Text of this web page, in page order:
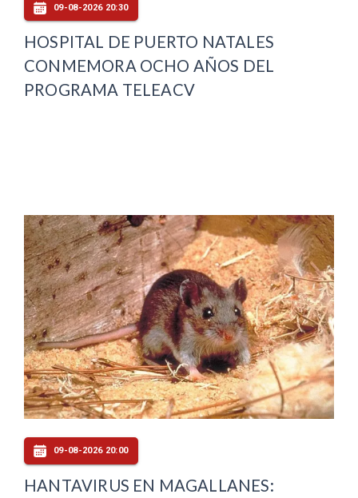
09-08-2026 20:30
HOSPITAL DE PUERTO NATALES
CONMEMORA OCHO AÑOS DEL
PROGRAMA TELEACV
09-08-2026 20:00
HANTAVIRUS EN MAGALLANES: